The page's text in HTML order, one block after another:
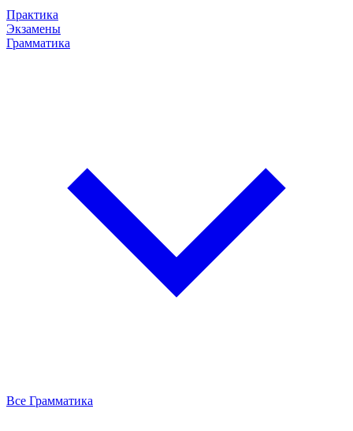
Практика
Экзамены
Грамматика
Все Грамматика